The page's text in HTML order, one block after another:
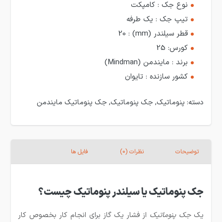
نوع جک : کامپکت
تیپ جک : یک طرفه
قطر سیلندر (mm) : 20
کورس: 25
برند : مایندمن (Mindman)
کشور سازنده : تایوان
دسته: پنوماتیک, جک پنوماتیک, جک پنوماتیک مایندمن
توضیحات نظرات (0) فایل ها
جک پنوماتیک یا سیلندر پنوماتیک چیست؟
یکجک پنوماتیک از فشار یک گاز برای انجام کار بخصوص کار